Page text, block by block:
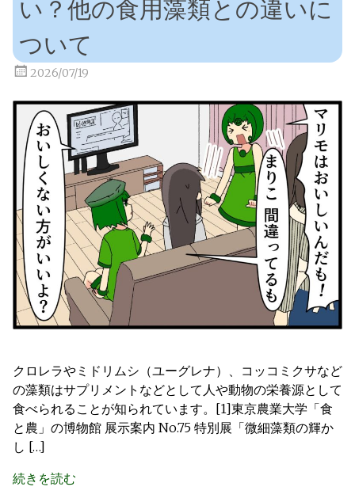
い？他の食用藻類との違いに
ついて
2026/07/19
クロレラやミドリムシ（ユーグレナ）、コッコミクサなど
の藻類はサプリメントなどとして人や動物の栄養源として
食べられることが知られています。[1]東京農業大学「食
と農」の博物館 展示案内 No.75 特別展「微細藻類の輝か
し […]
続きを読む